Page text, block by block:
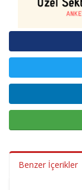
Benzer İçerikler